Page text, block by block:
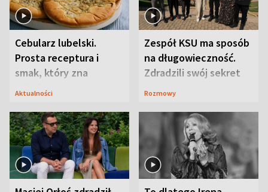
Cebularz lubelski.
Prosta receptura i
smak, który zna
Lubelszczyzna
Aktualności
Zespół KSU ma sposób
na długowieczność.
Zdradzili swój sekret
Rozmowy